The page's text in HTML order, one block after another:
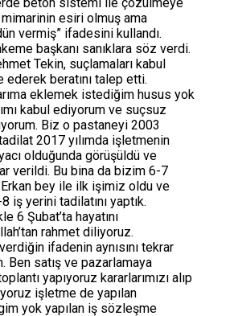
mimarinin esiri olmuş ama
vermiş” ifadesini kullandı.
başkanı sanıklara söz verdi.
Tekin, suçlamaları kabul
beratını talep etti.
eklemek istediğim husus yok
kabul ediyorum ve suçsuz
Biz o pastaneyi 2003
2017 yılımda işletmenin
olduğunda görüşüldü ve
verildi. Bu bina da bizim 6-7
Erkan bey ile ilk işimiz oldu ve
iş yerini tadilatını yaptık.
6 Şubat’ta hayatını
rahmet diliyoruz.
ifadenin aynısını tekrar
Ben satış ve pazarlamaya
yapıyoruz kararlarımızı alıp
işletme de yapılan
yok yapılan iş sözleşme